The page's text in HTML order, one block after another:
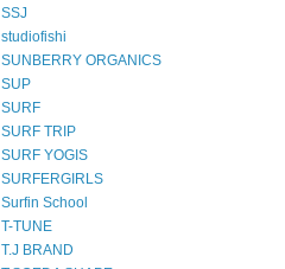
SSJ
studiofishi
SUNBERRY ORGANICS
SUP
SURF
SURF TRIP
SURF YOGIS
SURFERGIRLS
Surfin School
T-TUNE
T.J BRAND